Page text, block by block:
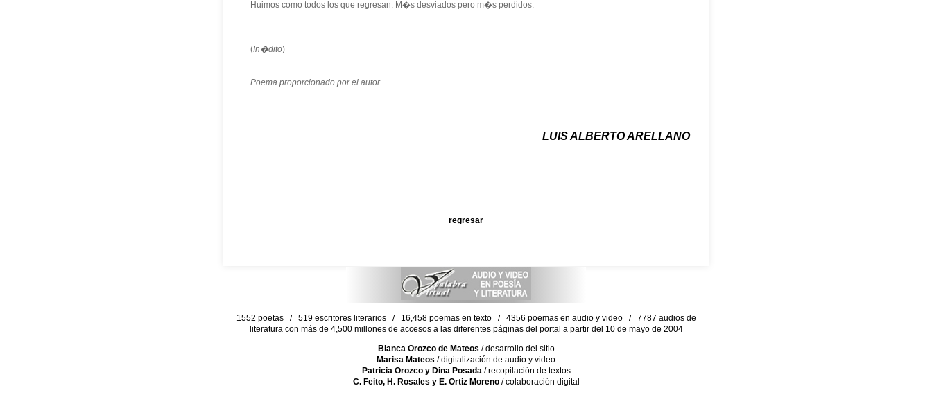
Huimos como todos los que regresan. M�s desviados pero m�s perdidos.
(In�dito)
Poema proporcionado por el autor
LUIS ALBERTO ARELLANO
regresar
1552 poetas / 519 escritores literarios / 16,458 poemas en texto / 4356 poemas en audio y video / 7787 audios de
literatura con más de 4,500 millones de accesos a las diferentes páginas del portal a partir del 10 de mayo de 2004
Blanca Orozco de Mateos / desarrollo del sitio
Marisa Mateos / digitalización de audio y video
Patricia Orozco y Dina Posada/ recopilación de textos
C. Feito, H. Rosales y E. Ortiz Moreno/ colaboración digital